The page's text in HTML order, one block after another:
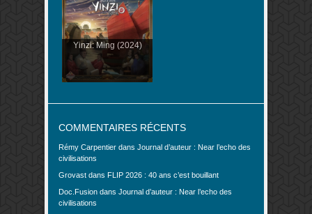
Yinzi: Ming (2024)
COMMENTAIRES RÉCENTS
Rémy Carpentier dans Journal d’auteur : Near l’echo des
civilisations
Grovast dans FLIP 2026 : 40 ans c’est bouillant
Doc.Fusion dans Journal d’auteur : Near l’echo des
civilisations